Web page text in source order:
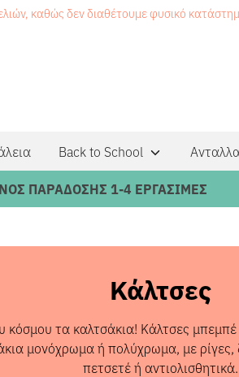
καθώς δεν διαθέτουμε φυσικό
Back to School
ΕΡΓΑΣΙΜΕΣ
Κάλτσες
κόσμου τα καλτσάκια! Κάλτσες μπεμπέ
μονόχρωμα ή πολύχρωμα, με ρίγες,
πετσετέ ή αντιολισθητικά.